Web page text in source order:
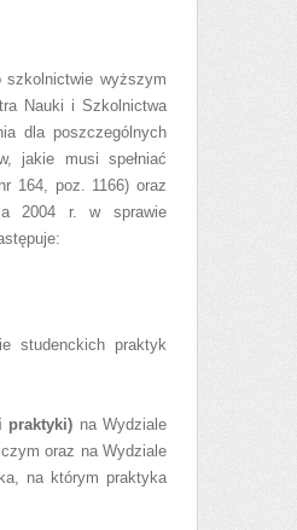
wyższym
Nauki i Szkolnictwa
dla poszczególnych
jakie musi spełniać
164, poz. 1166) oraz
2004 r. w sprawie
studenckich praktyk
praktyki) na Wydziale
oraz na Wydziale
na którym praktyka